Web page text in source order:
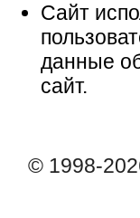
Сайт
данные
сайт.
© 1998-